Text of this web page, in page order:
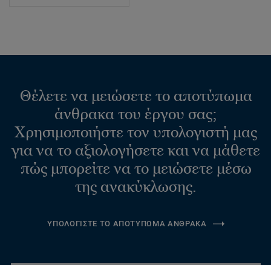
Θέλετε να μειώσετε το αποτύπωμα
άνθρακα του έργου σας;
Χρησιμοποιήστε τον υπολογιστή μας
για να το αξιολογήσετε και να μάθετε
πώς μπορείτε να το μειώσετε μέσω
της ανακύκλωσης.
ΥΠΟΛΟΓΙΣΤΕ ΤΟ ΑΠΟΤΥΠΩΜΑ ΑΝΘΡΑΚΑ